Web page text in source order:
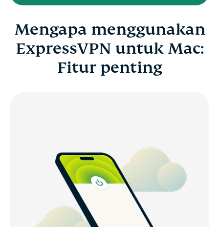
Mengapa menggunakan
ExpressVPN untuk Mac:
Fitur penting